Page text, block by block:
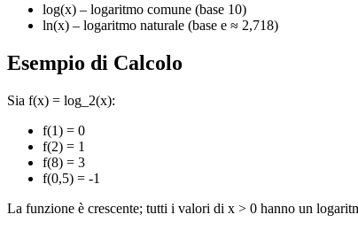
log(x) – logaritmo comune (base 10)
ln(x) – logaritmo naturale (base e ≈ 2,718)
Esempio di Calcolo
Sia f(x) = log_2(x):
f(1) = 0
f(2) = 1
f(8) = 3
f(0,5) = -1
La funzione è crescente; tutti i valori di x > 0 hanno un